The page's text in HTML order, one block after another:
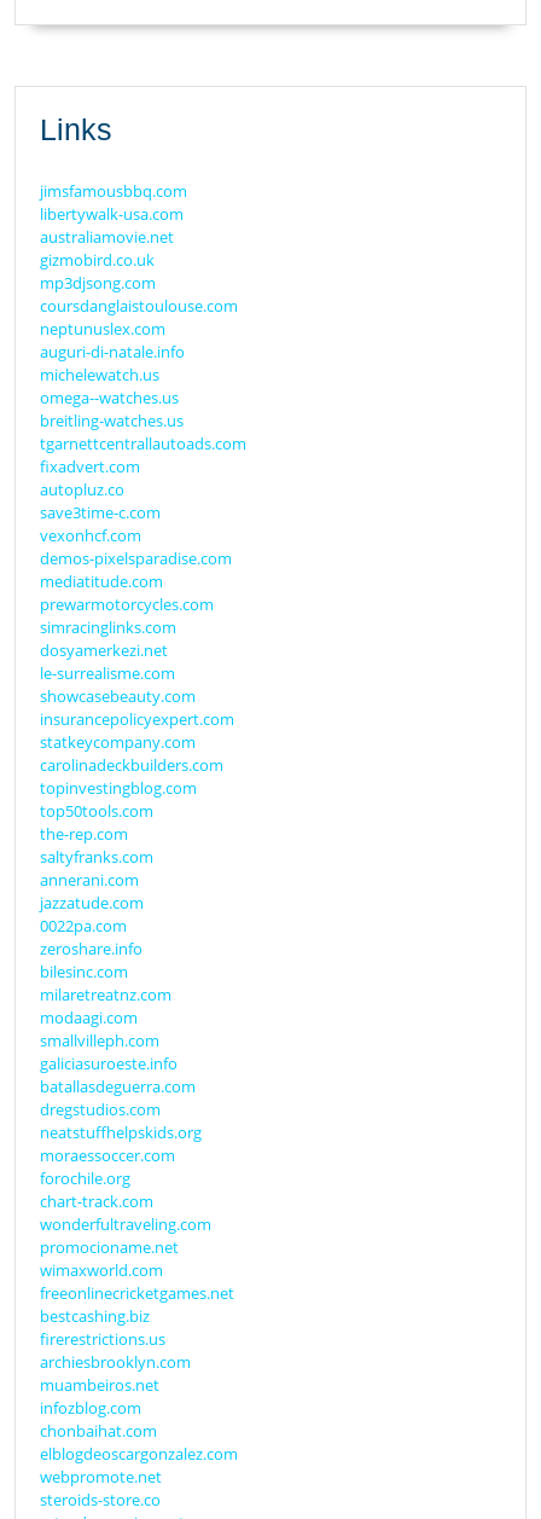
Links
jimsfamousbbq.com
libertywalk-usa.com
australiamovie.net
gizmobird.co.uk
mp3djsong.com
coursdanglaistoulouse.com
neptunuslex.com
auguri-di-natale.info
michelewatch.us
omega--watches.us
breitling-watches.us
tgarnettcentrallautoads.com
fixadvert.com
autopluz.co
save3time-c.com
vexonhcf.com
demos-pixelsparadise.com
mediatitude.com
prewarmotorcycles.com
simracinglinks.com
dosyamerkezi.net
le-surrealisme.com
showcasebeauty.com
insurancepolicyexpert.com
statkeycompany.com
carolinadeckbuilders.com
topinvestingblog.com
top50tools.com
the-rep.com
saltyfranks.com
annerani.com
jazzatude.com
0022pa.com
zeroshare.info
bilesinc.com
milaretreatnz.com
modaagi.com
smallvilleph.com
galiciasuroeste.info
batallasdeguerra.com
dregstudios.com
neatstuffhelpskids.org
moraessoccer.com
forochile.org
chart-track.com
wonderfultraveling.com
promocioname.net
wimaxworld.com
freeonlinecricketgames.net
bestcashing.biz
firerestrictions.us
archiesbrooklyn.com
muambeiros.net
infozblog.com
chonbaihat.com
elblogdeoscargonzalez.com
webpromote.net
steroids-store.co